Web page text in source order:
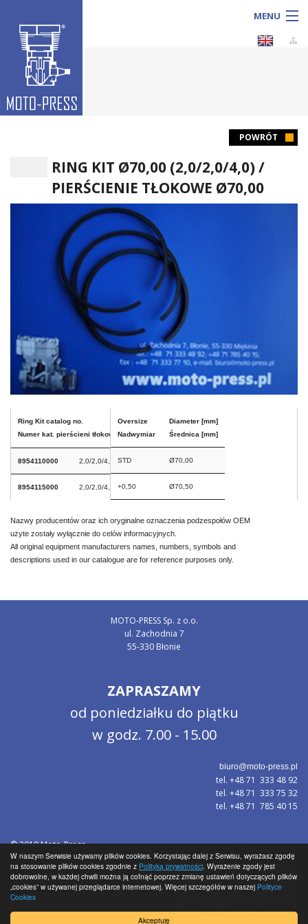
Akceptuję
W naszym Serwisie używamy plików cookies. Korzystając dalej z Serwisu, wyrażasz zgodę
na stosowanie plików cookies zgodnie z Polityką prywatności. Wyrażenie zgody jest
dobrowolne, w każdej chwili można ją cofnąć poprzez zmianę ustawień dotyczących plików
„cookies” w używanej przeglądarce internetowej. Więcej szczegółów w naszej Polityce
Cookies
MENU
Produkcja
KATALOG produktów
RING KIT Ø70,00 (2,0/2,0/4,0) /
PIERŚCIENIE TŁOKOWE Ø70,00
POWRÓT
Oversize
Nadwymiar
Diameter [mm]
Średnica [mm]
STD Ø70,00
+0,50 Ø70,50
Ring Kit catalog no.
Numer kat. pierścieni tłokowych
8954110000 2,0/2,0/4,0
8954115000 2,0/2,0/4,0
Nazwy producentów oraz ich oryginalne oznaczenia podzespołów OEM
użyte zostały wyłącznie do celów informacyjnych.
All original equipment manufacturers names, numbers, symbols and
descriptions used in our catalogue are for reference purposes only.
MOTO-PRESS Sp. z o.o.
ul. Zachodnia 7
55-330 Błonie
ZAPRASZAMY
od poniedziałku do piątku
w godz. 7.00 - 15.00
biuro@moto-press.pl
tel. +48 71 333 48 92
tel. +48 71 333 75 32
tel. +48 71 785 40 15
© 2019 Moto-Press
Polityka prywatności